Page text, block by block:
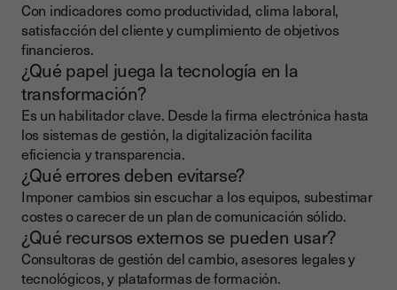
Con indicadores como productividad, clima laboral,
satisfacción del cliente y cumplimiento de objetivos
financieros.
¿Qué papel juega la tecnología en la
transformación?
Es un habilitador clave. Desde la firma electrónica hasta
los sistemas de gestión, la digitalización facilita
eficiencia y transparencia.
¿Qué errores deben evitarse?
Imponer cambios sin escuchar a los equipos, subestimar
costes o carecer de un plan de comunicación sólido.
¿Qué recursos externos se pueden usar?
Consultoras de gestión del cambio, asesores legales y
tecnológicos, y plataformas de formación.